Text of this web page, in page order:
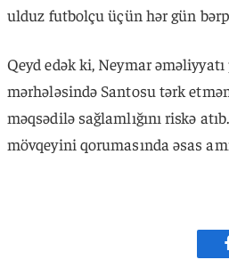
ulduz futbolçu üçün hər gün
Qeyd edək ki, Neymar
mərhələsində Santosu tərk
məqsədilə sağlamlığını riskə
mövqeyini qorumasında əsas